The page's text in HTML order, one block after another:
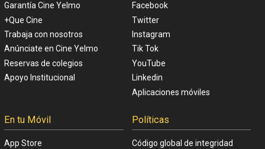
Garantía Cine Yelmo
+Que Cine
Trabaja con nosotros
Anúnciate en Cine Yelmo
Reservas de colegios
Apoyo Institucional
Facebook
Twitter
Instagram
Tik Tok
YouTube
Linkedin
Aplicaciones móviles
En tu Móvil
App Store
Políticas
Código global de integridad